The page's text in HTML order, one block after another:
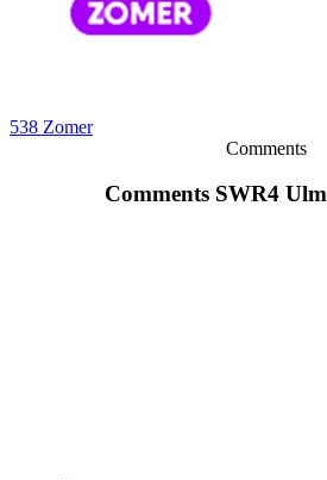
538 Zomer
Comments
Comments SWR4